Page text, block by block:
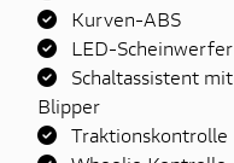
Kurven-ABS
LED-Scheinwerfer
Schaltassistent mit
Blipper
Traktionskontrolle